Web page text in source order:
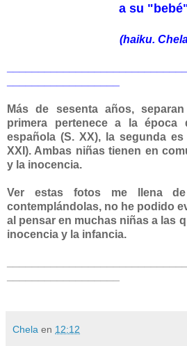
a su
(haiku.
Más de sesenta años,
primera pertenece a la época
española (S. XX), la segunda
XXI). Ambas niñas tienen en
y la inocencia.
Ver estas fotos me llena
contemplándolas, no he podido
al pensar en muchas niñas a las
inocencia y la infancia.
Chela en 12:12